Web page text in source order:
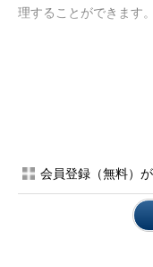
理することができます。
＜
＜2
＞
会員登録（無料）